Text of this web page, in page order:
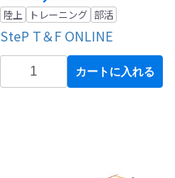
陸上 トレーニング 部活
SteP T＆F ONLINE
カートに入れる